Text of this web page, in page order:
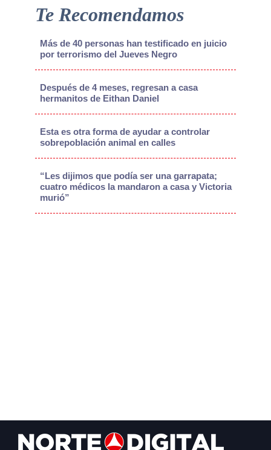
Te Recomendamos
Más de 40 personas han testificado en juicio
por terrorismo del Jueves Negro
Después de 4 meses, regresan a casa
hermanitos de Eithan Daniel
Esta es otra forma de ayudar a controlar
sobrepoblación animal en calles
“Les dijimos que podía ser una garrapata;
cuatro médicos la mandaron a casa y Victoria
murió”
Footer